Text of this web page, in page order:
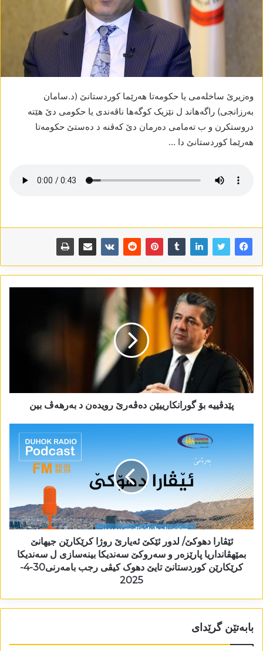
وەزیرێ ساخلەمی یا حکومەتا ھەرێما کوردستانێ (د.سامان
بەرزانجی) راگەھاند ل نێزیک کوگەھا ناڤەندی یا حکومی دێ ھێتە
دروستکرن و ب تەمامی دەرمان دێ کەڤنە د دەستێ حکومەتا
ھەرێما کوردستانێ دا …
پێدڤییە بۆ گورانکارییێن دەڤەرێ رویدەن د بەرھەڤ بین
ئێڤارا دھوکێ/ لدور ئێکێ ئەیارێ روژا کرێکارێن جیھانێ
بمێھڤانداریا پارێزەر و سەروکێ سەندیکا بینەسازی ل سەندیکا
کرێکارێن کوردستانێ تایێ دھوک کیڤی رجب بامەرنی30-4-
2025
بابەتێن گرێدای